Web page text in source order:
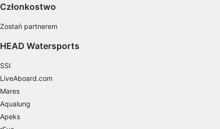
Członkostwo
Zostań partnerem
HEAD Watersports
SSI
LiveAboard.com
Mares
Aqualung
Apeks
Rozwój i ulepszanie usług
Wykorzystywanie ograniczonych danych do
wyboru treści
Funkcje specjalne IAB:
Identyfikowanie urządzeń na podstawie
aktywnie żądanych informacji
Cele przetwarzania inne niż IAB: